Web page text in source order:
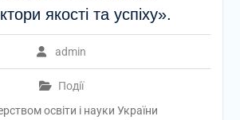
якості та успіху».
admin
Події
освіти і науки України